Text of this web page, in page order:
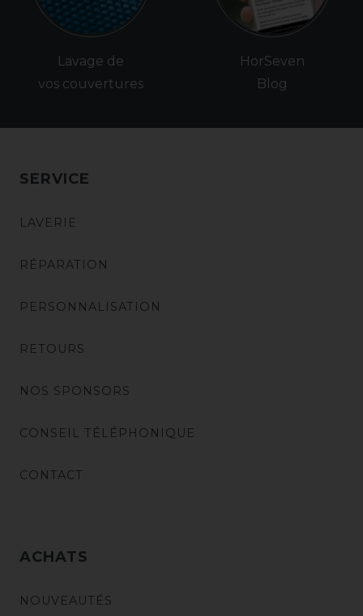
Lavage de
vos couvertures
HorSeven
Blog
SERVICE
LAVERIE
RÉPARATION
PERSONNALISATION
RETOURS
NOS SPONSORS
CONSEIL TÉLÉPHONIQUE
CONTACT
ACHATS
NOUVEAUTÉS